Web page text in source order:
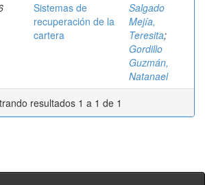
Sistemas de
recuperación de la
cartera
Salgado
Mejía,
Teresita;
Gordillo
Guzmán,
Natanael
resultados 1 a 1 de 1